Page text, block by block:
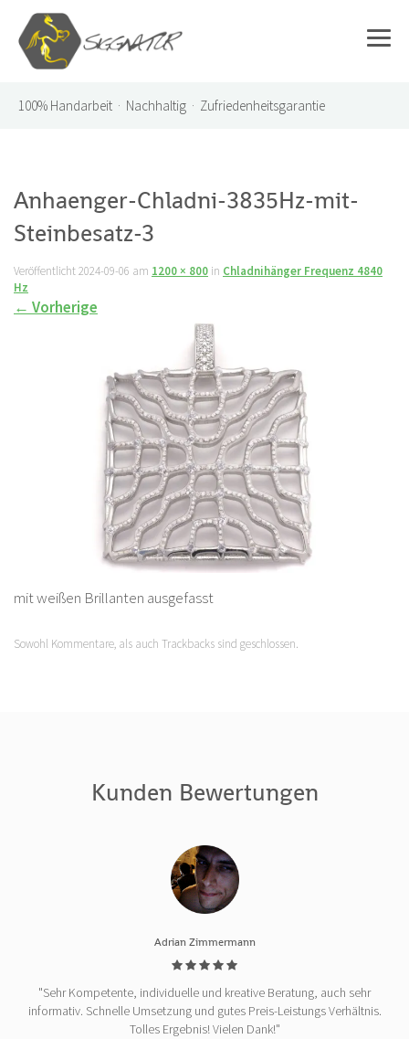
100% Handarbeit · Nachhaltig · Zufriedenheitsgarantie
Anhaenger-Chladni-3835Hz-mit-
Steinbesatz-3
Veröffentlicht2024-09-06 am 1200 × 800 in Chladnihänger Frequenz 4840
Hz
← Vorherige
mit weißen Brillanten ausgefasst
Sowohl Kommentare, als auch Trackbacks sind geschlossen.
Kunden Bewertungen
Adrian Zimmermann
"Sehr Kompetente, individuelle und kreative Beratung, auch sehr
informativ. Schnelle Umsetzung und gutes Preis-Leistungs Verhältnis.
Tolles Ergebnis! Vielen Dank!"